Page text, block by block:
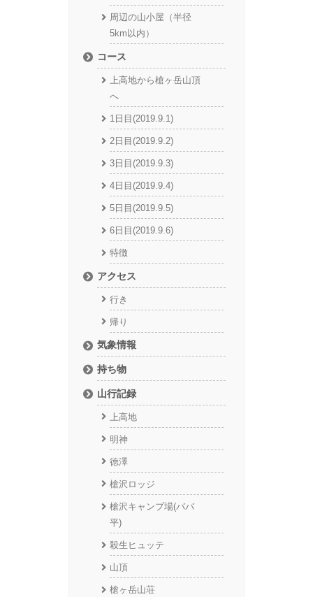
周辺の山小屋（半径
5km以内）
コース
上高地から槍ヶ岳山頂
へ
1日目(2019.9.1)
2日目(2019.9.2)
3日目(2019.9.3)
4日目(2019.9.4)
5日目(2019.9.5)
6日目(2019.9.6)
特徴
アクセス
行き
帰り
気象情報
持ち物
山行記録
上高地
明神
徳澤
槍沢ロッジ
槍沢キャンプ場(ババ
平)
殺生ヒュッテ
山頂
槍ヶ岳山荘